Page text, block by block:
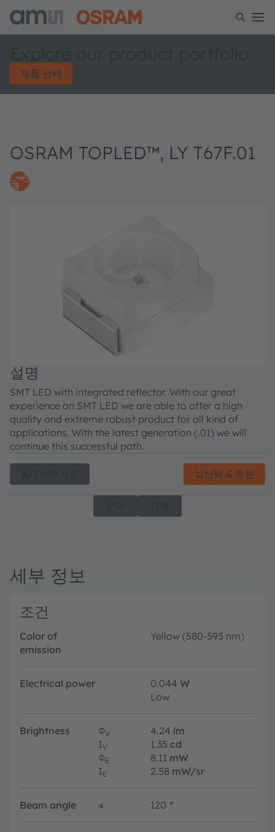
제품 선택
OSRAM TOPLED™, LY T67F.01
설명
SMT LED with integrated reflector. With our great
experience on SMT LED we are able to offer a high
quality and extreme robust product for all kind of
applications. With the latest generation (.01) we will
continue this successful path.
선택 & 주문
세부 정보
조건
Color of
emission
Yellow (580-595 nm)
Electrical power 0.044 W
Low
Brightness ΦV 4.24 lm
IV 1.35 cd
ΦE 8.11 mW
IE 2.58 mW/sr
Beam angle ∢ 120 °